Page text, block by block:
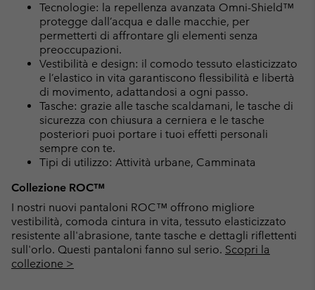
Tecnologie: la repellenza avanzata Omni-Shield™
protegge dall’acqua e dalle macchie, per
permetterti di affrontare gli elementi senza
preoccupazioni.
Vestibilità e design: il comodo tessuto elasticizzato
e l’elastico in vita garantiscono flessibilità e libertà
di movimento, adattandosi a ogni passo.
Tasche: grazie alle tasche scaldamani, le tasche di
sicurezza con chiusura a cerniera e le tasche
posteriori puoi portare i tuoi effetti personali
sempre con te.
Tipi di utilizzo: Attività urbane, Camminata
Collezione ROC™
I nostri nuovi pantaloni ROC™ offrono migliore
vestibilità, comoda cintura in vita, tessuto elasticizzato
resistente all'abrasione, tante tasche e dettagli riflettenti
sull'orlo. Questi pantaloni fanno sul serio. Scopri la
collezione >